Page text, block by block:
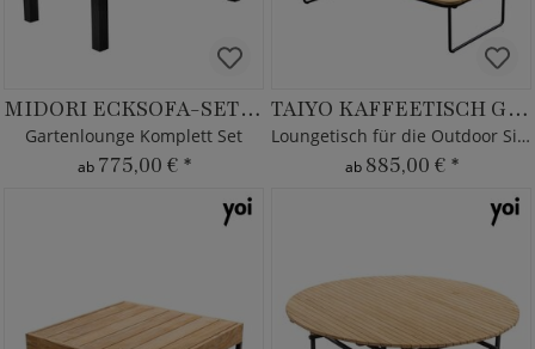
MIDORI ECKSOFA-SET XL
Gartenlounge Komplett Set
ab 775,00 € *
TAIYO KAFFEETISCH GROSS
Loungetisch für die Outdoor Sitzecke
ab 885,00 € *